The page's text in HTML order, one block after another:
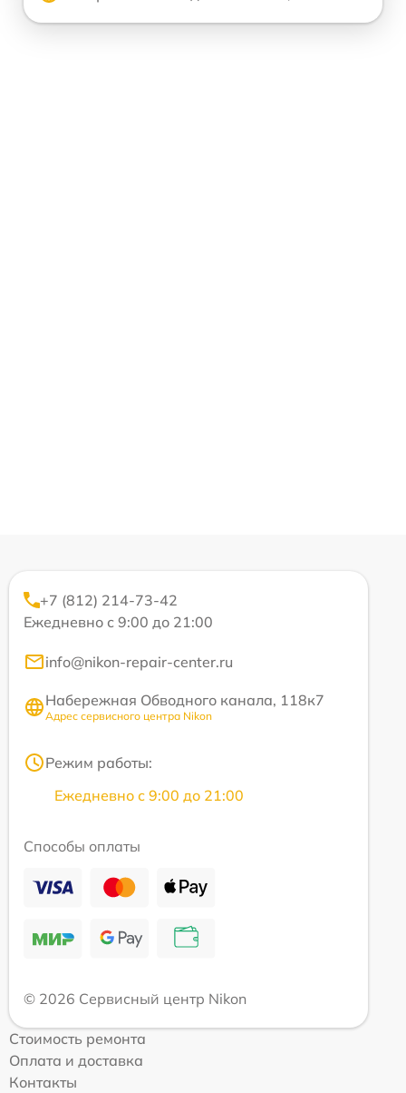
+7 (812) 214-73-42
Ежедневно с 9:00 до 21:00
info@nikon-repair-center.ru
Набережная Обводного канала, 118к7
Адрес сервисного центра Nikon
Режим работы:
Ежедневно с 9:00 до 21:00
Способы оплаты
© 2026 Сервисный центр Nikon
Стоимость ремонта
Оплата и доставка
Контакты